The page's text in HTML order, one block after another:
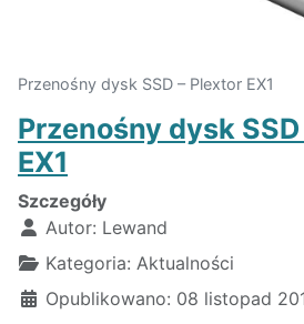
Przenośny dysk SSD – Plextor EX1
Przenośny dysk
EX1
Szczegóły
Autor: Lewand
Kategoria: Aktualności
Opublikowano: 08 listopad